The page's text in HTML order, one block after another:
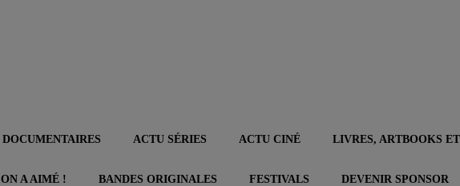
DOCUMENTAIRES ACTU SÉRIES ACTU CINÉ LIVRES, ARTBOOKS
ON A AIMÉ ! BANDES ORIGINALES FESTIVALS DEVENIR SPONSOR